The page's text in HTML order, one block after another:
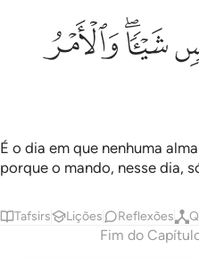
لله ١٩
يَوْمَئِذٍۢ لِّلَّهِ ١٩
ﲟﲠﲡ
É o dia em que nenhuma
porque o mando, nesse dia,
Tafsirs Lições Reflexões
Fim do